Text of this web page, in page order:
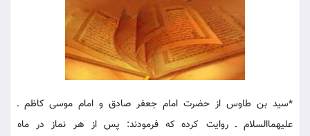
*سید بن طاوس از حضرت امام جعفر صادق و امام موسى كاظم ـ
علیهماالسلام ـ روایت کرده كه فرمودند: پس از هر نماز در ماه